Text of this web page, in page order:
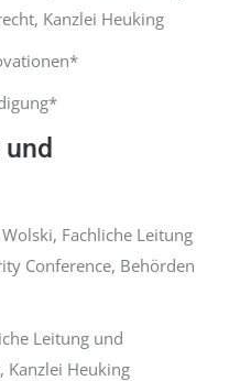
Kanzlei Heuking
Fachliche Leitung
Conference, Behörden
Leitung und
Kanzlei Heuking